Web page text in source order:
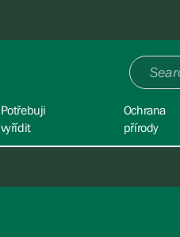
Potřebuji
vyřídit
Ochrana
přírody